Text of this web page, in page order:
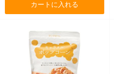
カートに入れる